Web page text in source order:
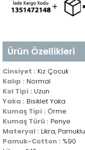
Ürün Özellikleri
Cinsiyet : Kız Çocuk
Kalıp : Normal
Kol Tipi : Uzun
Yaka : Bisiklet Yaka
Kumaş Tipi : Örme
Kumaş Türü : Penye
Materyal : Likra, Pamuklu
Pamuk-Cotton : %90